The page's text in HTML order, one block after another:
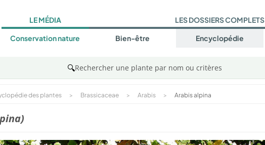
LE MÉDIA
Conservation nature
LES DOSSIERS COMPLETS
Bien-être Encyclopédie
🔍Rechercher une plante par nom ou critères
des plantes > Brassicaceae > Arabis > Arabis alpina